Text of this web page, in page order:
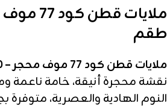
طقم
ملايات قطن كود 77 موف محجر – 100 طقم
نقشة محجرة أنيقة، خامة ناعمة
النوم الهادية والعصرية،